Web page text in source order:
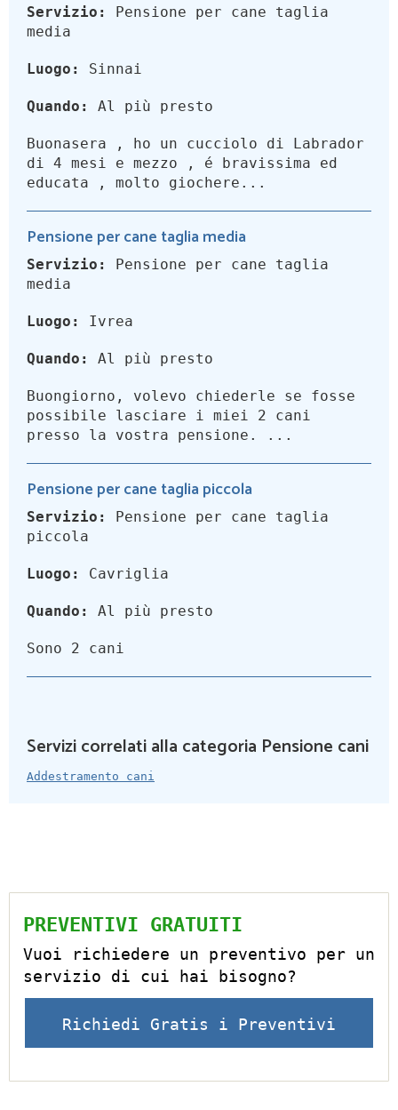
Servizio:
Pensione per cane taglia
media
Luogo: Sinnai
Quando: Al più presto
Buonasera , ho un cucciolo di Labrador
di 4 mesi e mezzo , é bravissima ed
educata , molto giochere...
Pensione per cane taglia media
Servizio:
Pensione per cane taglia
media
Luogo: Ivrea
Quando: Al più presto
Buongiorno, volevo chiederle se fosse
possibile lasciare i miei 2 cani
presso la vostra pensione. ...
Pensione per cane taglia piccola
Servizio:
Pensione per cane taglia
piccola
Luogo: Cavriglia
Quando: Al più presto
Sono 2 cani
Servizi correlati alla categoria Pensione cani
Addestramento cani
PREVENTIVI GRATUITI
Vuoi richiedere un preventivo per un
servizio di cui hai bisogno?
Richiedi Gratis i Preventivi